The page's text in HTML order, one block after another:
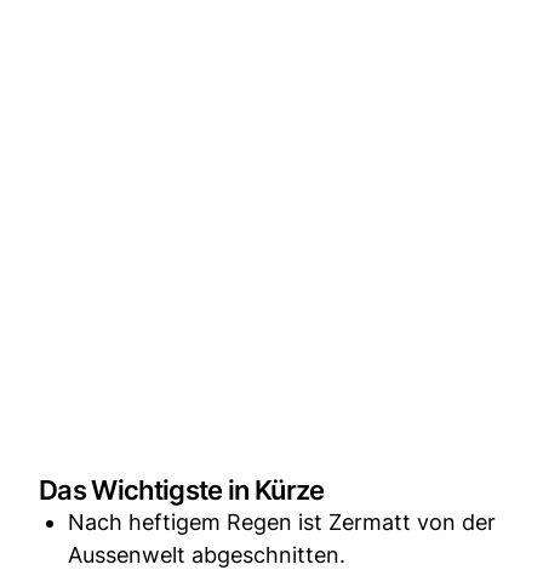
Das Wichtigste in Kürze
Nach heftigem Regen ist Zermatt von der
Aussenwelt abgeschnitten.